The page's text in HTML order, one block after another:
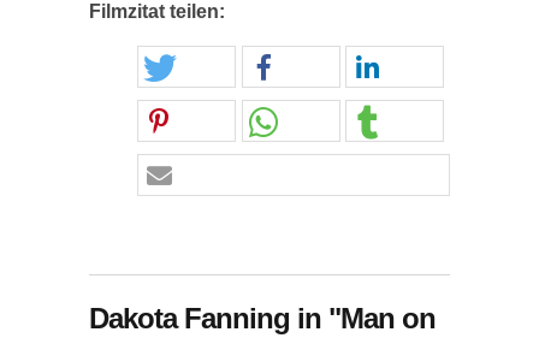
Filmzitat teilen:
Dakota Fanning in "Man on